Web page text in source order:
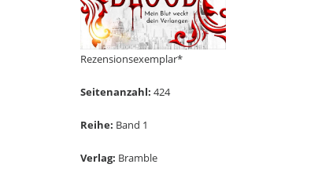
Rezensionsexemplar*
Seitenanzahl: 424
Reihe: Band 1
Verlag: Bramble